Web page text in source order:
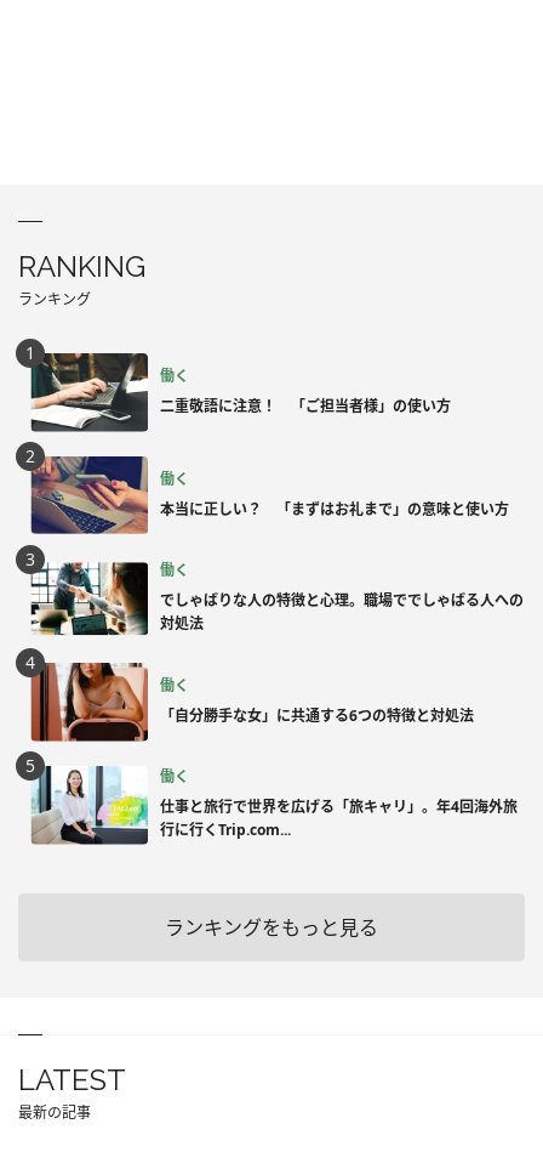
RANKING
ランキング
働く
二重敬語に注意！ 「ご担当者様」の使い方
働く
本当に正しい？ 「まずはお礼まで」の意味と使い方
働く
でしゃばりな人の特徴と心理。職場ででしゃばる人への
対処法
働く
「自分勝手な女」に共通する6つの特徴と対処法
働く
仕事と旅行で世界を広げる「旅キャリ」。年4回海外旅
行に行くTrip.com...
ランキングをもっと見る
LATEST
最新の記事